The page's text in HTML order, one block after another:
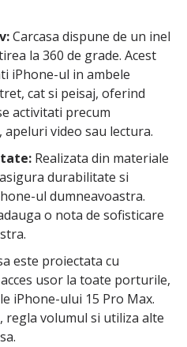
Carcasa dispune de un inel
la 360 de grade. Acest
iPhone-ul in ambele
cat si peisaj, oferind
activitati precum
video sau lectura.
Realizata din materiale
durabilitate si
ul dumneavoastra.
o nota de sofisticare
este proiectata cu
usor la toate porturile,
iPhone-ului 15 Pro Max.
regla volumul si utiliza alte